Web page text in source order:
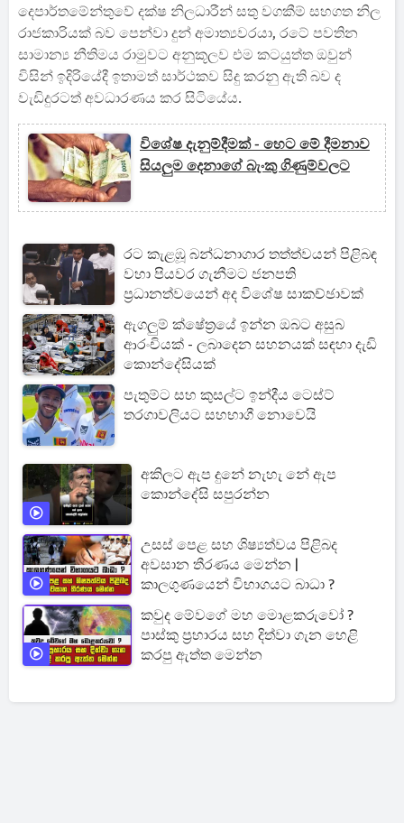
දෙපාර්තමේන්තුවේ දක්ෂ නිලධාරීන් සතු වගකීම් සහගත නිල
රාජකාරියක් බව පෙන්වා දුන් අමාත්‍යවරයා, රටේ පවතින
සාමාන්‍ය නීතිමය රාමුවට අනුකූලව එම කටයුත්ත ඔවුන්
විසින් ඉදිරියේදී ඉතාමත් සාර්ථකව සිදු කරනු ඇති බව ද
වැඩිදුරටත් අවධාරණය කර සිටියේය.
විශේෂ දැනුම්දීමක් - හෙට මේ දීමනාව
සියලුම දෙනාගේ බැංකු ගිණුම්වලට
රට කැළඹූ බන්ධනාගාර තත්ත්වයන් පිළිබඳ
වහා පියවර ගැනීමට ජනපති
ප්‍රධානත්වයෙන් අද විශේෂ සාකච්ඡාවක්
ඇගලුම් ක්ෂේත්‍රයේ ඉන්න ඔබට අසුබ
ආරංචියක් - ලබාදෙන සහනයක් සඳහා දැඩි
කොන්දේසියක්
පැතුම්ට සහ කුසල්ට ඉන්දීය ටෙස්ට්
තරගාවලියට සහභාගී නොවෙයි
අකිලට ඇප දුනේ නැහැ නේ ඇප
කොන්දේසි සපුරන්න
උසස් පෙළ සහ ශිෂ්‍යත්වය පිළිබද
අවසාන තීරණය මෙන්න |
කාලගුණයෙන් විභාගයට බාධා ?
කවුද මේවගේ මහ මොළකරුවෝ ?
පාස්කු ප්‍රහාරය සහ දිත්වා ගැන හෙළි
කරපු ඇත්ත මෙන්න